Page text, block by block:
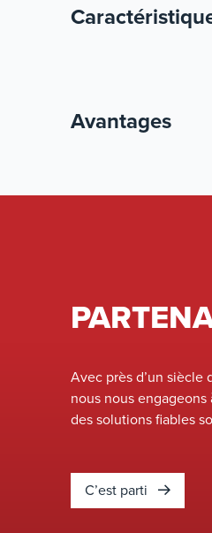
Avantages
Avec près d’un
nous nous
des solutions fiables
C’est parti